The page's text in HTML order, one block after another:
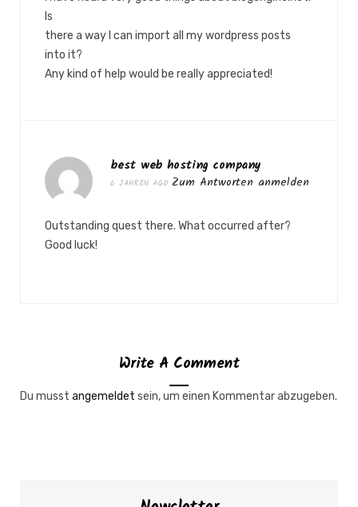
Is
there a way I can import all my wordpress posts
into it?
Any kind of help would be really appreciated!
best web hosting company
6 JAHREN AGO Zum Antworten anmelden
Outstanding quest there. What occurred after?
Good luck!
Write A Comment
Du musst angemeldet sein, um einen Kommentar abzugeben.